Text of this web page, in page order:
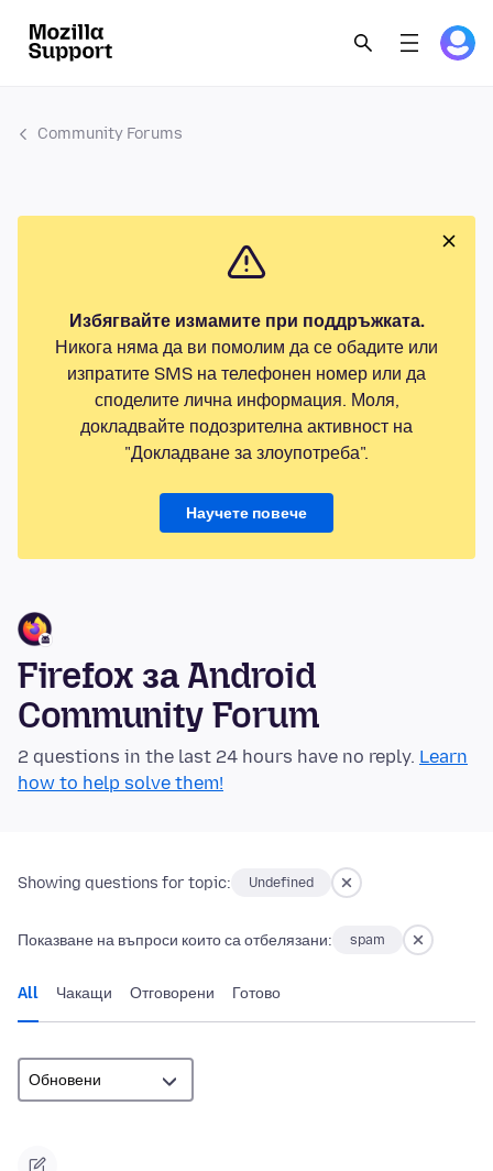
Community Forums
Избягвайте измамите при поддръжката.
Никога няма да ви помолим да се обадите или
изпратите SMS на телефонен номер или да
споделите лична информация. Моля,
докладвайте подозрителна активност на
"Докладване за злоупотреба".
Научете повече
Firefox за Android
Community Forum
2 questions in the last 24 hours have no reply. Learn
how to help solve them!
Showing questions for topic: Undefined
Показване на въпроси които са отбелязани: spam
All Чакащи Отговорени Готово